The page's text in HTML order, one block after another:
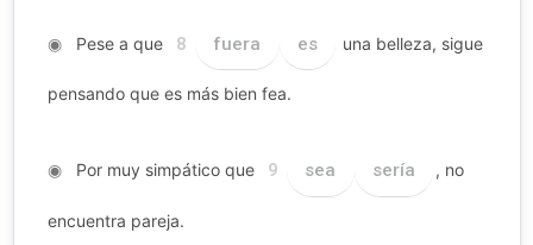
◉Pese a que 8 fuera es una belleza, sigue
pensando que es más bien fea.
◉Por muy simpático que 9 sea sería , no
encuentra pareja.